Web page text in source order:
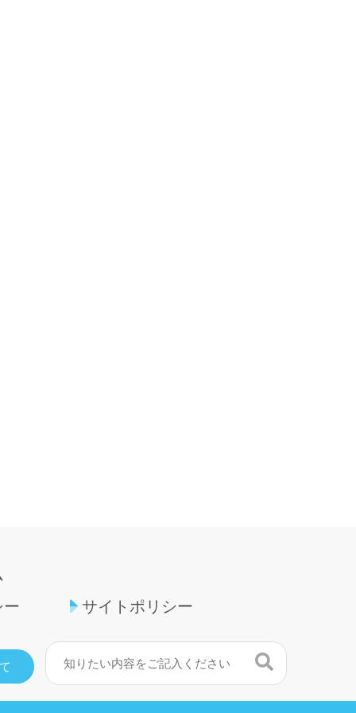
ー
サイトポリシー
検索